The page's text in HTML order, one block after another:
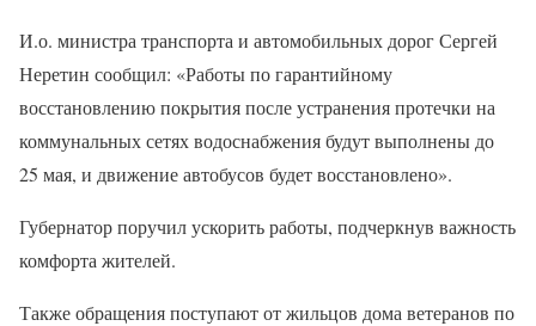
И.о. министра транспорта и автомобильных дорог Сергей
Неретин сообщил: «Работы по гарантийному
восстановлению покрытия после устранения протечки на
коммунальных сетях водоснабжения будут выполнены до
25 мая, и движение автобусов будет восстановлено».
Губернатор поручил ускорить работы, подчеркнув важность
комфорта жителей.
Также обращения поступают от жильцов дома ветеранов по